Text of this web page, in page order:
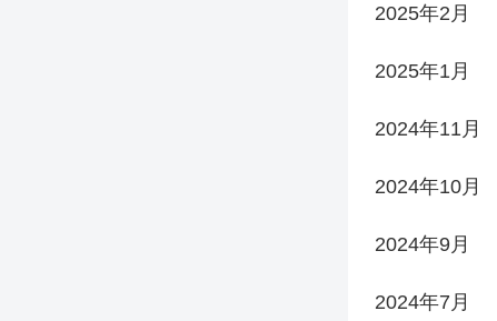
2025年2月
2025年1月
2024年11月
2024年10月
2024年9月
2024年7月